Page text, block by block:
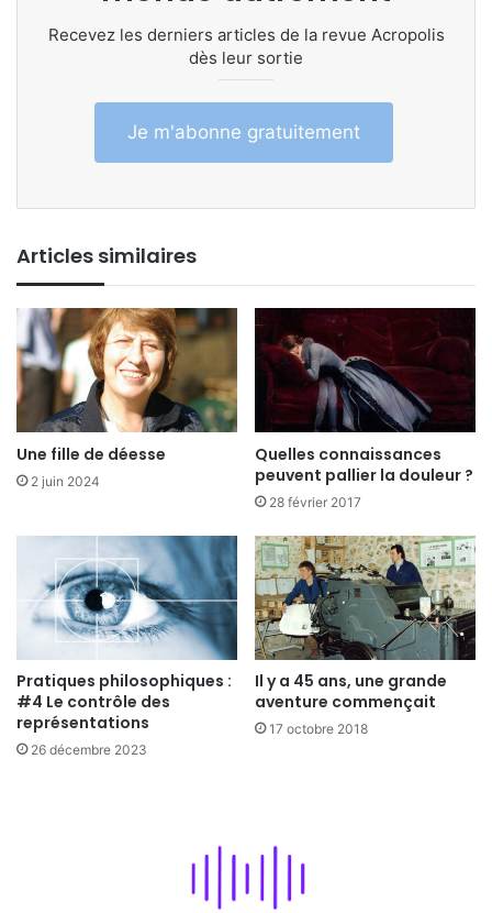
Recevez les derniers articles de la revue Acropolis
dès leur sortie
Je m'abonne gratuitement
Articles similaires
Une fille de déesse
2 juin 2024
Quelles connaissances
peuvent pallier la douleur ?
28 février 2017
Pratiques philosophiques :
#4 Le contrôle des
représentations
26 décembre 2023
Il y a 45 ans, une grande
aventure commençait
17 octobre 2018